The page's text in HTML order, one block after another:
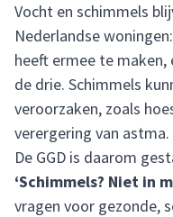
Vocht en schimmels
Nederlandse
heeft ermee te maken,
de drie. Schimmels
veroorzaken, zoals
verergering van astma.
De GGD is daarom
‘Schimmels? Niet in
vragen voor gezonde,